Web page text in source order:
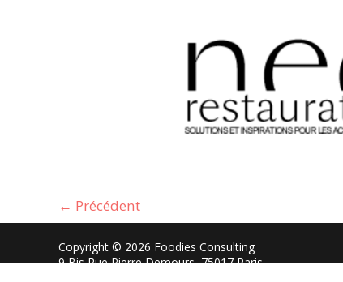
← Précédent
Copyright © 2026 Foodies Consulting
9 Bis Rue Pierre Demours, 75017 Paris